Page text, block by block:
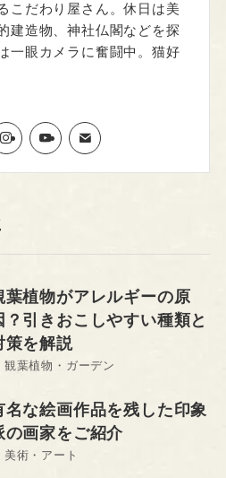
こだわり屋さん。休日は美
建造物、神社仏閣などを探
一眼カメラに奮闘中。猫好
葉植物がアレルギーの原
？引きおこしやすい種類と
策を解説
観葉植物・ガーデン
名な絵画作品を残した印象
の画家をご紹介
美術・アート